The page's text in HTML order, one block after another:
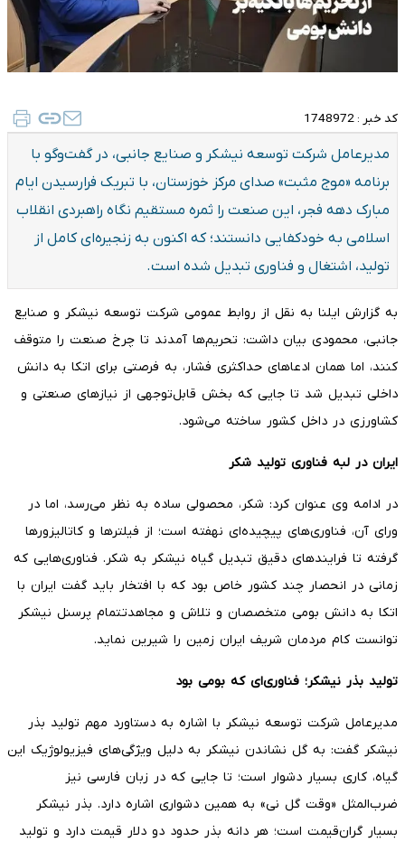
کد خبر : 1748972
مدیرعامل شرکت توسعه نیشکر و صنایع جانبی، در گفت‌وگو با
برنامه «موج مثبت» صدای مرکز خوزستان، با تبریک فرارسیدن ایام
مبارک دهه فجر، این صنعت را ثمره مستقیم نگاه راهبردی انقلاب
اسلامی به خودکفایی دانستند؛ که اکنون به زنجیره‌ای کامل از
تولید، اشتغال و فناوری تبدیل شده است.
به گزارش ایلنا به نقل از روابط عمومی شرکت توسعه نیشکر و صنایع
جانبی، محمودی بیان داشت: تحریم‌ها آمدند تا چرخ صنعت را متوقف
کنند، اما همان ادعاهای حداکثری فشار، به فرصتی برای اتکا به دانش
داخلی تبدیل شد تا جایی که بخش قابل‌توجهی از نیازهای صنعتی و
کشاورزی در داخل کشور ساخته می‌شود.
ایران در لبه فناوری تولید شکر
در ادامه وی عنوان کرد: شکر، محصولی ساده به نظر می‌رسد، اما در
ورای آن، فناوری‌های پیچیده‌ای نهفته است؛ از فیلترها و کاتالیزورها
گرفته تا فرایندهای دقیق تبدیل گیاه نیشکر به شکر. فناوری‌هایی که
زمانی در انحصار چند کشور خاص بود که با افتخار باید گفت ایران با
اتکا به دانش بومی متخصصان و تلاش و مجاهدتتمام پرسنل نیشکر
توانست کام مردمان شریف ایران زمین را شیرین نماید.
تولید بذر نیشکر؛ فناوری‌ای که بومی بود
مدیرعامل شرکت توسعه نیشکر با اشاره به دستاورد مهم تولید بذر
نیشکر گفت: به گل نشاندن نیشکر به دلیل ویژگی‌های فیزیولوژیک این
گیاه، کاری بسیار دشوار است؛ تا جایی که در زبان فارسی نیز
ضرب‌المثل «وقت گل نی» به همین دشواری اشاره دارد. بذر نیشکر
بسیار گران‌قیمت است؛ هر دانه بذر حدود دو دلار قیمت دارد و تولید